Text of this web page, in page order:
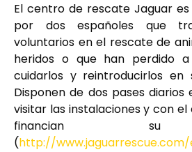
El centro de rescate Jaguar
por dos españoles que
voluntarios en el rescate de
heridos o que han perdido
cuidarlos y reintroducirlos en
Disponen de dos pases
visitar las instalaciones y con el
financian su
(http://www.jaguarrescue.com/